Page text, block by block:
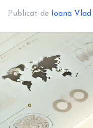
Publicat de Ioana Vlad